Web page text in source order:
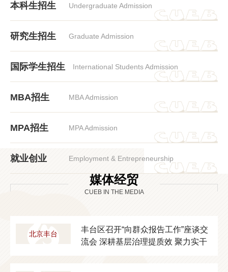
本科生招生 Undergraduate Admission
研究生招生 Graduate Admission
国际学生招生 International Students Admission
MBA招生 MBA Admission
MPA招生 MPA Admission
就业创业 Employment & Entrepreneurship
媒体经贸
CUEB IN THE MEDIA
北京丰台
丰台区召开“向群众报告工作”座谈交
流会 深耕基层治理提质效 聚力实干